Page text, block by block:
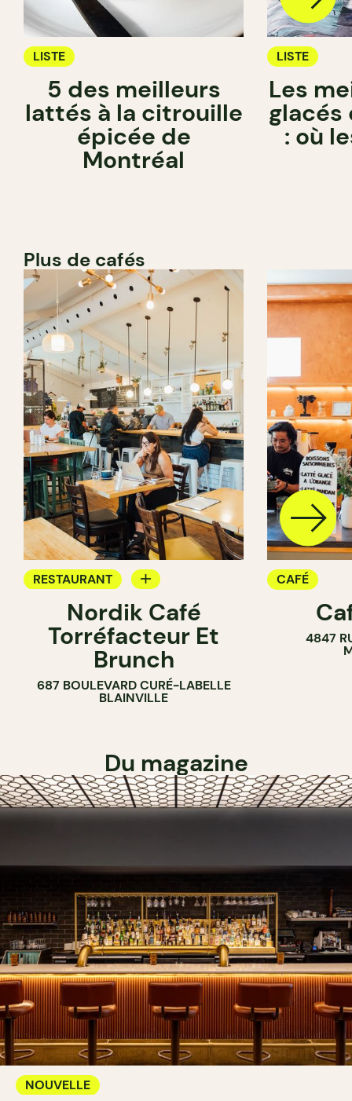
LISTE
5 des meilleurs
lattés à la citrouille
épicée de
Montréal
LISTE
Les
glacés
: où
Plus de cafés
RESTAURANT
Nordik Café
Torréfacteur Et
Brunch
687 BOULEVARD CURÉ-LABELLE
BLAINVILLE
CAFÉ
4847
Du magazine
NOUVELLE